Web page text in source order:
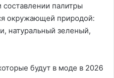
палитры
окружающей природой:
натуральный зеленый,